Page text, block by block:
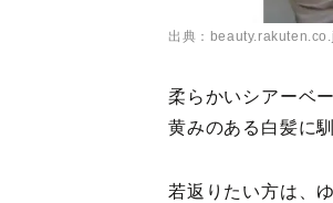
出典：
柔らかいシアーベ
黄みのある白髪に
若返りたい方は、